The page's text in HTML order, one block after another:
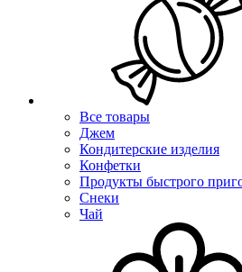
Все товары
Джем
Кондитерские изделия
Конфетки
Продукты быстрого
Снеки
Чай